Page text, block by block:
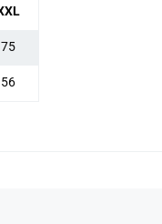
75
56